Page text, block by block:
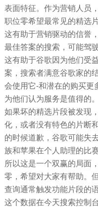
表面特征。作为营销人员
职位零希望最常见的精选
这有助于营销驱动的信誉
最佳答案的搜索，可能驾
这有助于谷歌因为他们受
案，搜索者满意谷歌家的
会使用它-和潜在的购买更
为他们认为服务是值得的。
如果坏的精选片段被发现
化，或者没有特色的片断
的时候道歉，谷歌可能失
族和苹果在个人助理的比赛
所以这是一个双赢的局面
零，希望对大家有帮助。
查询通常触发功能片段的
这个数据在今天搜索控制台